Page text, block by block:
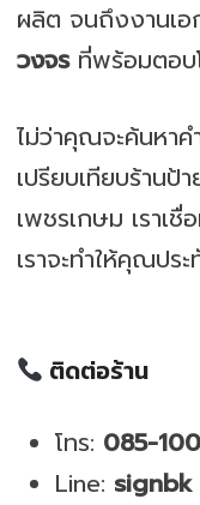
ผลิต จนถึงงานเอ
วงจรที่พร้อมตอบ
ไม่ว่าคุณจะค้นหาค
เปรียบเทียบร้านป้
เพชรเกษม เราเ
เราจะทำให้คุณประ
ติดต่อร้าน
โทร: 085-
Line: signbk